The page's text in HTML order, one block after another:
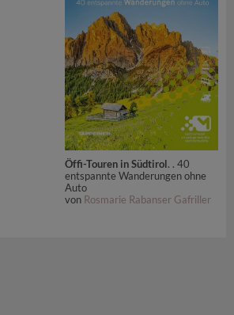
Öffi-Touren in Südtirol. . 40
entspannte Wanderungen ohne
Auto
von Rosmarie Rabanser Gafriller